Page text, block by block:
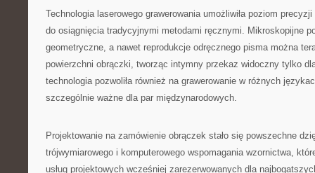
Technologia laserowego grawerowania umożliwiła poziom
do osiągnięcia tradycyjnymi metodami ręcznymi. Mikroskopijne
geometryczne, a nawet reprodukcje odręcznego pisma można
powierzchni obrączki, tworząc intymny przekaz widoczny tylko
technologia pozwoliła również na grawerowanie w różnych
szczególnie ważne dla par międzynarodowych.
Projektowanie na zamówienie obrączek stało się powszechne
trójwymiarowego i komputerowego wspomagania wzornictwa,
usług projektowych wcześniej zarezerwowanych dla